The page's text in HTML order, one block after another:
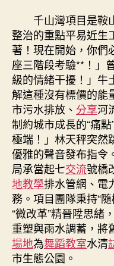
千山灣項目是鞍
整治的重點平易近生
著！現在開始，你們
座三階段考驗**！」
級的情緒干擾！」牛
解這種沒有標價的能
市污水排放、 分享河
制約城市成長的“痛
極端！」林天秤突然
優雅的聲音發布指令
局承當起七交流號橋
地教學排水管網、電
務。項目團隊秉持“
“微改革”精晉陞思緒
重塑與雨水調蓄，將
場地為舞蹈教室水清
市生態公園。